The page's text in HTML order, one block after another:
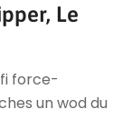
Le
force-
un wod du